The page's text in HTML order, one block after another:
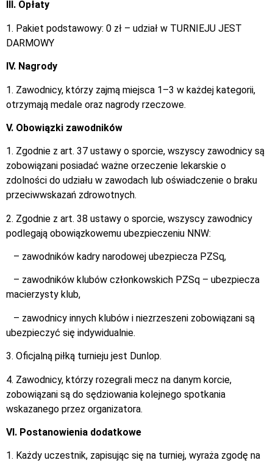
III. Opłaty
1. Pakiet podstawowy: 0 zł – udział w TURNIEJU JEST
DARMOWY
IV. Nagrody
1. Zawodnicy, którzy zajmą miejsca 1–3 w każdej kategorii,
otrzymają medale oraz nagrody rzeczowe.
V. Obowiązki zawodników
1. Zgodnie z art. 37 ustawy o sporcie, wszyscy zawodnicy są
zobowiązani posiadać ważne orzeczenie lekarskie o
zdolności do udziału w zawodach lub oświadczenie o braku
przeciwwskazań zdrowotnych.
2. Zgodnie z art. 38 ustawy o sporcie, wszyscy zawodnicy
podlegają obowiązkowemu ubezpieczeniu NNW:
– zawodników kadry narodowej ubezpiecza PZSq,
– zawodników klubów członkowskich PZSq – ubezpiecza
macierzysty klub,
– zawodnicy innych klubów i niezrzeszeni zobowiązani są
ubezpieczyć się indywidualnie.
3. Oficjalną piłką turnieju jest Dunlop.
4. Zawodnicy, którzy rozegrali mecz na danym korcie,
zobowiązani są do sędziowania kolejnego spotkania
wskazanego przez organizatora.
VI. Postanowienia dodatkowe
1. Każdy uczestnik, zapisując się na turniej, wyraża zgodę na